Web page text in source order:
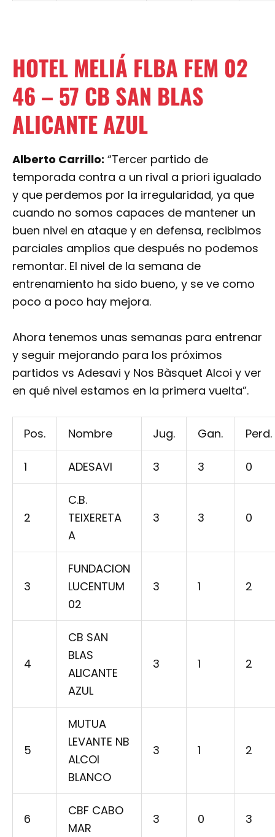
HOTEL MELIÁ FLBA FEM 02
46 – 57 CB SAN BLAS
ALICANTE AZUL
Alberto Carrillo: “Tercer partido de
temporada contra a un rival a priori igualado
y que perdemos por la irregularidad, ya que
cuando no somos capaces de mantener un
buen nivel en ataque y en defensa, recibimos
parciales amplios que después no podemos
remontar. El nivel de la semana de
entrenamiento ha sido bueno, y se ve como
poco a poco hay mejora.
Ahora tenemos unas semanas para entrenar
y seguir mejorando para los próximos
partidos vs Adesavi y Nos Bàsquet Alcoi y ver
en qué nivel estamos en la primera vuelta”.
Pos. Nombre Jug. Gan. Perd.
1 ADESAVI 3 3 0
2
C.B.
TEIXERETA
A
3 3 0
3
FUNDACION
LUCENTUM
02
3 1 2
4
CB SAN
BLAS
ALICANTE
AZUL
3 1 2
5
MUTUA
LEVANTE NB
ALCOI
BLANCO
3 1 2
6
CBF CABO
MAR
3 0 3